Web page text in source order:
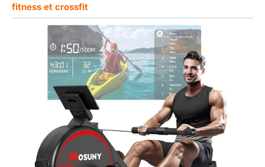
fitness et crossfit